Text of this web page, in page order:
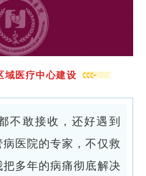
域医疗中心建设
不敢接收，还好遇到
医院的专家，不仅救
多年的病痛彻底解决